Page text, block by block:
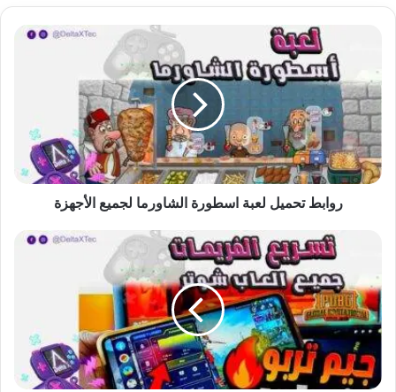
لعبة
اسطورة
الشاورما
لجميع
الأجهزة
روابط تحميل لعبة اسطورة الشاورما لجميع الأجهزة
الالعاب
120
فريم
أداء
ولعب
أسرع